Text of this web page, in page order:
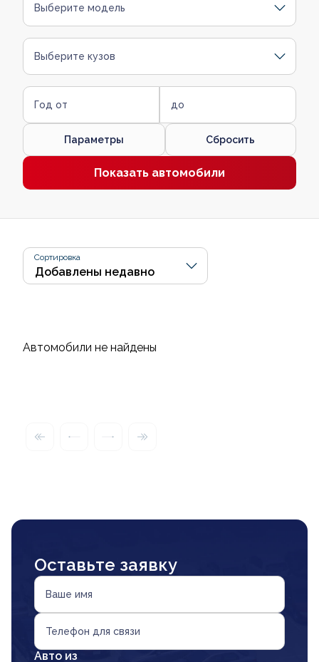
Выберите модель
Выберите кузов
Год от до
Параметры Сбросить
Показать автомобили
Сортировка
Автомобили не найдены
Оставьте заявку
Ваше имя
Телефон для связи
Авто из